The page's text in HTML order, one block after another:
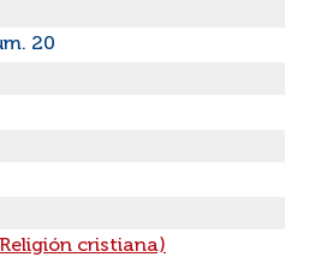
20
cristiana)